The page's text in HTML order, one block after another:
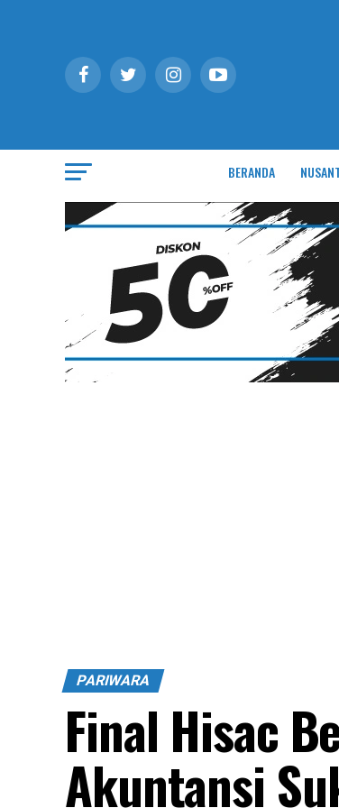
BERANDA
PARIWARA
Final Hisac
Akuntansi